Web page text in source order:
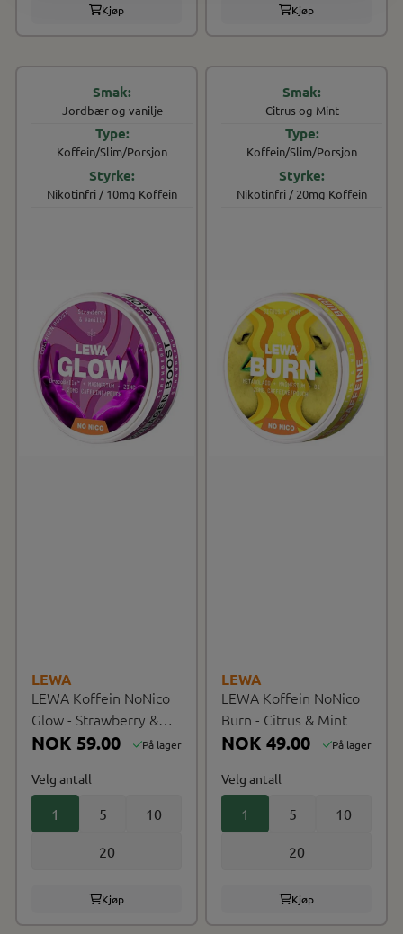
Kjøp Kjøp
LEWA
LEWA Koffein NoNico
Glow - Strawberry &
Vanilla
NOK 59.00 På lager
Velg antall
1 5 10
20
Kjøp
Jordbær og vanilje
Koffein/Slim/Porsjon
Nikotinfri / 10mg Koffein
LEWA
LEWA Koffein NoNico
Burn - Citrus & Mint
NOK 49.00 På lager
Velg antall
1 5 10
20
Kjøp
Citrus og Mint
Koffein/Slim/Porsjon
Nikotinfri / 20mg Koffein